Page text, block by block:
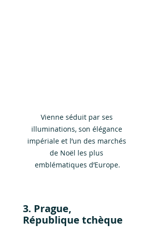
Vienne séduit par ses
illuminations, son élégance
impériale et l’un des marchés
de Noël les plus
emblématiques d’Europe.
3. Prague,
République tchèque